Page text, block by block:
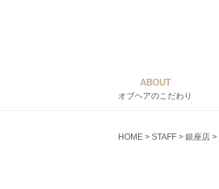
ABOUT
オブヘアのこだわり
HOME > STAFF > 銀座店 >